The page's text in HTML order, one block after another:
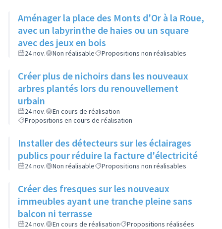
Aménager la place des Monts d'Or à la Roue,
avec un labyrinthe de haies ou un square
avec des jeux en bois
24 nov. Non réalisable Propositions non réalisables
Créer plus de nichoirs dans les nouveaux
arbres plantés lors du renouvellement
urbain
24 nov.
En cours de réalisation
Propositions en cours de réalisation
Installer des détecteurs sur les éclairages
publics pour réduire la facture d'électricité
24 nov. Non réalisable Propositions non réalisables
Créer des fresques sur les nouveaux
immeubles ayant une tranche pleine sans
balcon ni terrasse
24 nov. En cours de réalisation Propositions réalisées